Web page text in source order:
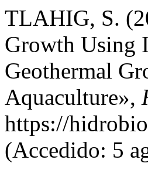
TLAHIG, S.
Growth Using
Geothermal
Aquaculture»,
https://
(Accedido: 5